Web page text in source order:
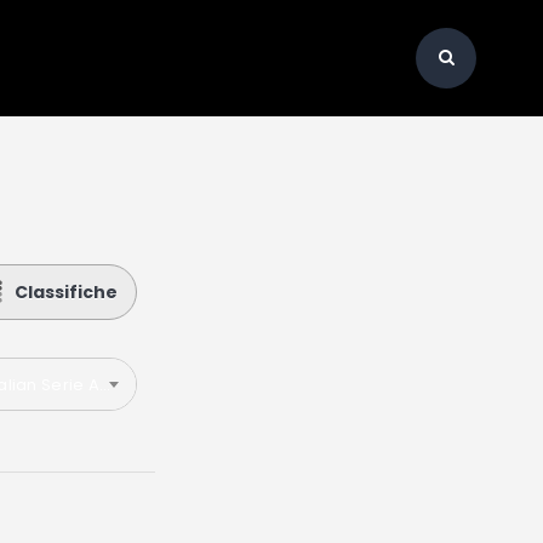
Classifiche
Italian Serie A 2023-2024